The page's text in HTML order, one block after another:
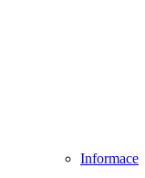
Informace